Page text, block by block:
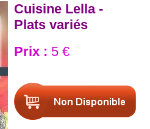
Cuisine Lella -
Plats variés
Prix : 5 €